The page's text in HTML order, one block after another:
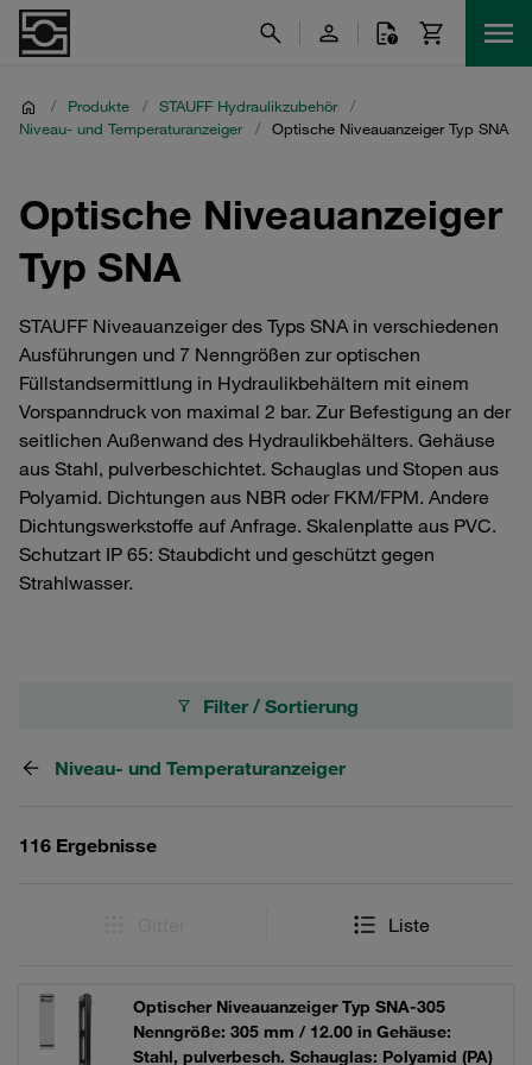
/ Produkte / STAUFF Hydraulikzubehör
/
Niveau- und Temperaturanzeiger
/ Optische Niveauanzeiger Typ SNA
Optische Niveauanzeiger
Typ SNA
STAUFF Niveauanzeiger des Typs SNA in verschiedenen
Ausführungen und 7 Nenngrößen zur optischen
Füllstandsermittlung in Hydraulikbehältern mit einem
Vorspanndruck von maximal 2 bar. Zur Befestigung an der
seitlichen Außenwand des Hydraulikbehälters. Gehäuse
aus Stahl, pulverbeschichtet. Schauglas und Stopen aus
Polyamid. Dichtungen aus NBR oder FKM/FPM. Andere
Dichtungswerkstoffe auf Anfrage. Skalenplatte aus PVC.
Schutzart IP 65: Staubdicht und geschützt gegen
Strahlwasser.
Filter / Sortierung
Niveau- und Temperaturanzeiger
116 Ergebnisse
Liste
Optischer Niveauanzeiger Typ SNA-305
Nenngröße: 305 mm / 12.00 in Gehäuse:
Stahl, pulverbesch. Schauglas: Polyamid (PA)